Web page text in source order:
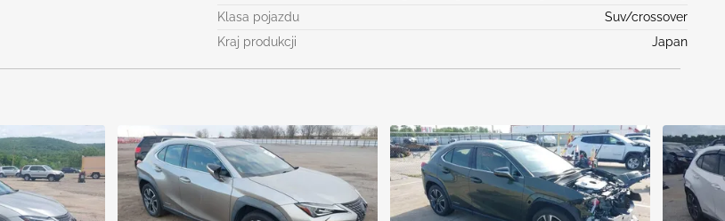
Klasa pojazdu
Suv/crossover
Kraj produkcji
Japan